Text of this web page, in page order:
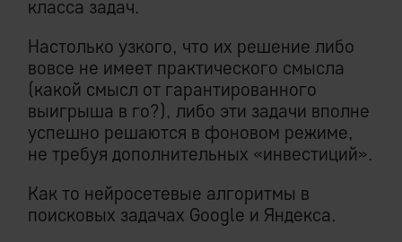
класса задач.
Настолько узкого, что их решение либо
вовсе не имеет практического смысла
(какой смысл от гарантированного
выигрыша в го?), либо эти задачи вполне
успешно решаются в фоновом режиме,
не требуя дополнительных «инвестиций».
Как то нейросетевые алгоритмы в
поисковых задачах Google и Яндекса.